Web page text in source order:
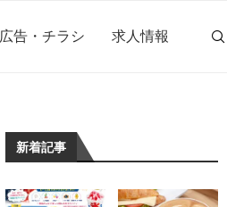
広告・チラシ 求人情報
新着記事